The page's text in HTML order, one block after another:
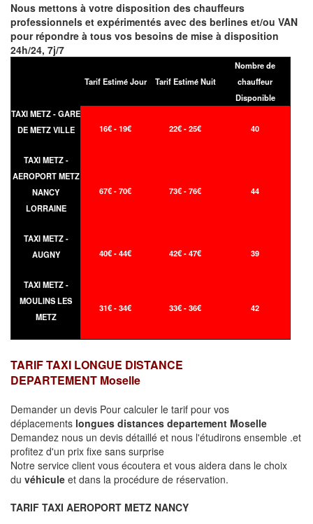
Nous mettons à votre disposition des chauffeurs
professionnels et expérimentés avec des berlines et/ou VAN
pour répondre à tous vos besoins de mise à disposition
24h/24, 7j/7
Tarif Estimé Jour Tarif Estimé Nuit
Nombre de
chauffeur
Disponible
TAXI METZ - GARE
DE METZ VILLE
16€ - 19€ 22€ - 25€ 40
TAXI METZ -
AEROPORT METZ
NANCY
LORRAINE
67€ - 70€ 73€ - 76€ 44
TAXI METZ -
AUGNY
40€ - 44€ 42€ - 47€ 39
TAXI METZ -
MOULINS LES
METZ
31€ - 34€ 33€ - 36€ 42
TARIF TAXI LONGUE DISTANCE
DEPARTEMENT Moselle
Demander un devis Pour calculer le tarif pour vos
déplacements longues distances departement Moselle
Demandez nous un devis détaillé et nous l'étudirons ensemble .et
profitez d'un prix fixe sans surprise
Notre service client vous écoutera et vous aidera dans le choix
du véhicule et dans la procédure de réservation.
TARIF TAXI AEROPORT METZ NANCY